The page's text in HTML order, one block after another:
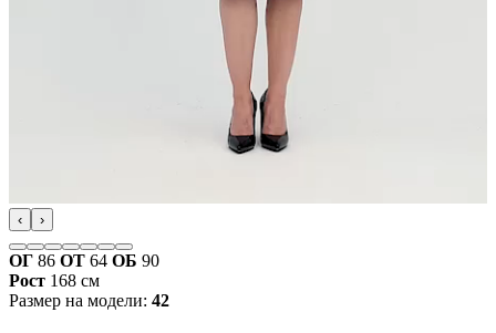
‹ ›
ОГ 86 ОТ 64 ОБ 90
Рост 168 см
Размер на модели: 42